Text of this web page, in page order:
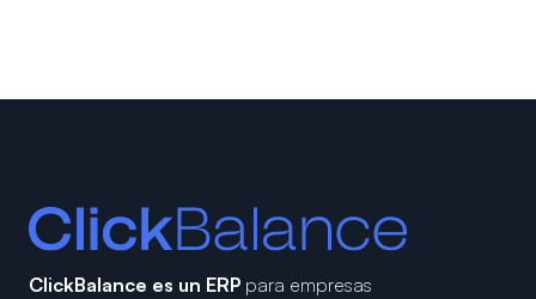
ClickBalance es un ERP para empresas